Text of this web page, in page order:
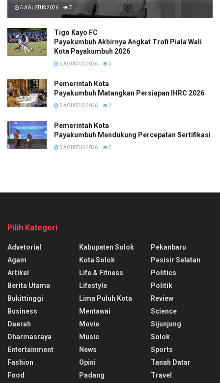
5 AGUSTUS 2026 7
Tigo Kayo FC
Payakumbuh Akhirnya Angkat Trofi Piala Wali
Kota Payakumbuh 2026
5 AGUSTUS 2026 4
Pemerintah Kota
Payakumbuh Matangkan Persiapan IHRC 2026
5 AGUSTUS 2026 2
Pemerintah Kota
Payakumbuh Mendukung Percepatan Sertifikasi
5 AGUSTUS 2026 2
Pilih Kategori
Advetorial
Agam
Artikel
Berita Utama
Bukittinggi
Business
Daerah
Dharmasraya
Entertainment
Fashion
Food
Kabupaten Solok
Kota Solok
Life & Fitness
Lifestyle
Lima Puluh Kota
Mentawai
Movie
Music
News
Opini
Padang
Pekanbaru
Pesisir Selatan
Politics
Politik
Review
Science
Sijunjung
Solok
Sports
Tanah Datar
Travel